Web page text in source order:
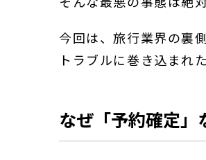
今回は、旅行業界の裏
トラブルに巻き込まれ
なぜ「予約確定」